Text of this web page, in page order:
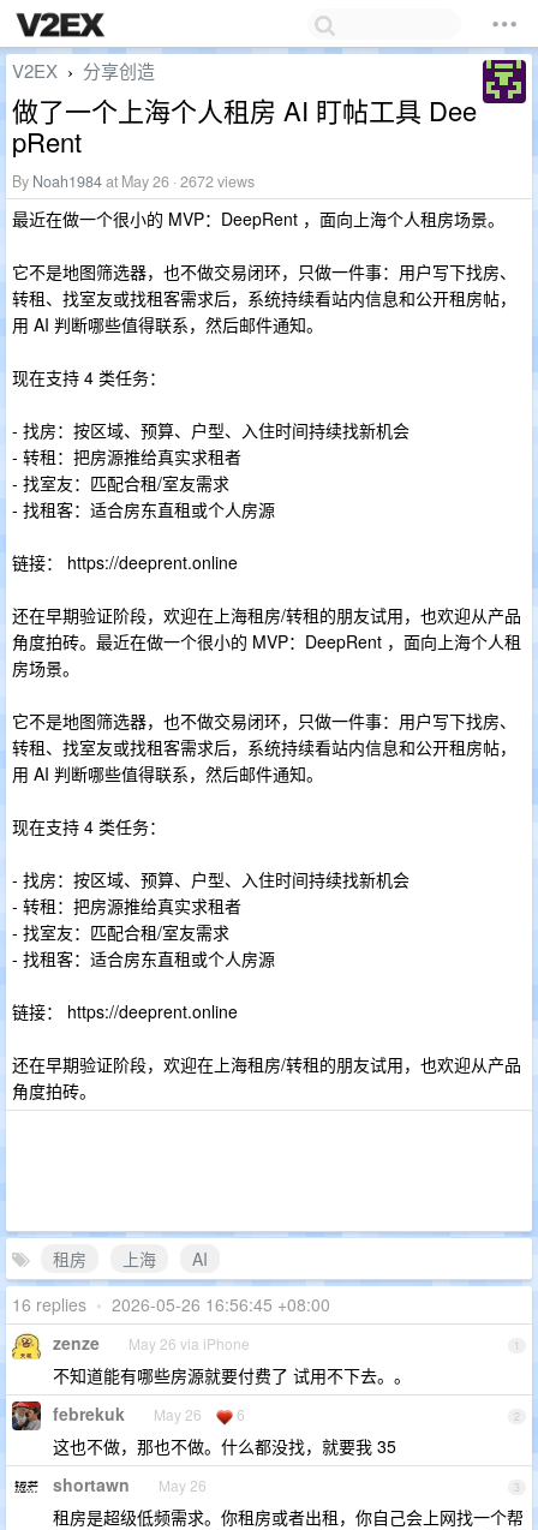
V2EX › 分享创造
做了一个上海个人租房 AI 盯帖工具 Dee
pRent
By Noah1984at May 26 · 2672 views
最近在做一个很小的 MVP：DeepRent ，面向上海个人租房场景。
它不是地图筛选器，也不做交易闭环，只做一件事：用户写下找房、
转租、找室友或找租客需求后，系统持续看站内信息和公开租房帖，
用 AI 判断哪些值得联系，然后邮件通知。
现在支持 4 类任务：
- 找房：按区域、预算、户型、入住时间持续找新机会
- 转租：把房源推给真实求租者
- 找室友：匹配合租/室友需求
- 找租客：适合房东直租或个人房源
链接： https://deeprent.online
还在早期验证阶段，欢迎在上海租房/转租的朋友试用，也欢迎从产品
角度拍砖。最近在做一个很小的 MVP：DeepRent ，面向上海个人租
房场景。
它不是地图筛选器，也不做交易闭环，只做一件事：用户写下找房、
转租、找室友或找租客需求后，系统持续看站内信息和公开租房帖，
用 AI 判断哪些值得联系，然后邮件通知。
现在支持 4 类任务：
- 找房：按区域、预算、户型、入住时间持续找新机会
- 转租：把房源推给真实求租者
- 找室友：匹配合租/室友需求
- 找租客：适合房东直租或个人房源
链接： https://deeprent.online
还在早期验证阶段，欢迎在上海租房/转租的朋友试用，也欢迎从产品
角度拍砖。
租房 上海
AI
16 replies • 2026-05-26 16:56:45 +08:00
1
zenze May 26 via iPhone
不知道能有哪些房源就要付费了 试用不下去。。
2
febrekuk May 26 6
这也不做，那也不做。什么都没找，就要我 35
3
shortawn May 26
租房是超级低频需求。你租房或者出租，你自己会上网找一个帮